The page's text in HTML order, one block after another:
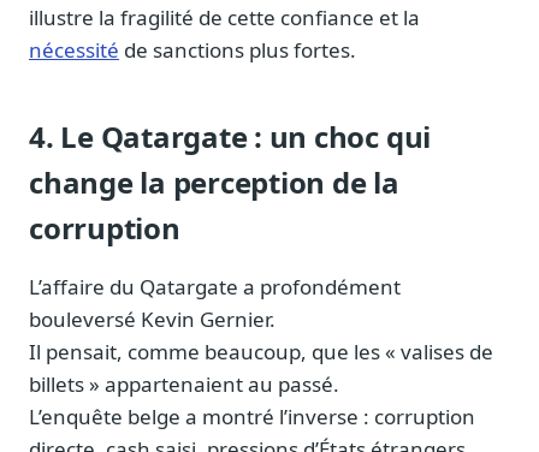
illustre la fragilité de cette confiance et la
nécessité de sanctions plus fortes.
4. Le Qatargate : un choc qui
change la perception de la
corruption
L’affaire du Qatargate a profondément
bouleversé Kevin Gernier.
Il pensait, comme beaucoup, que les « valises de
billets » appartenaient au passé.
L’enquête belge a montré l’inverse : corruption